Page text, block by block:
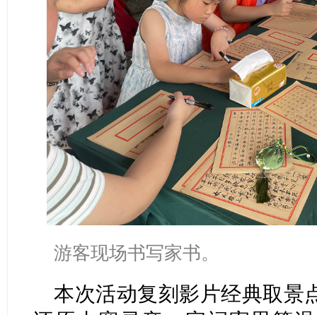
游客现场书写家书。
本次活动复刻影片经典取景